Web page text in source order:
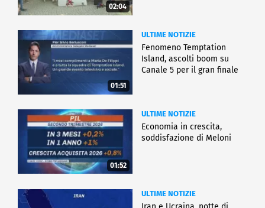
02:04
01:51
ULTIME NOTIZIE
Fenomeno Temptation
Island, ascolti boom su
Canale 5 per il gran finale
01:52
ULTIME NOTIZIE
Economia in crescita,
soddisfazione di Meloni
ULTIME NOTIZIE